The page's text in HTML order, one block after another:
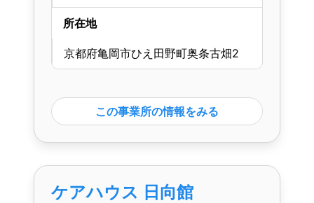
所在地
京都府亀岡市ひえ田野町奥条古畑2
この事業所の情報をみる
ケアハウス 日向館